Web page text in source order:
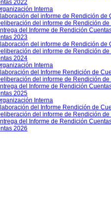
2022
Interna
del informe de Rendición de
del informe de Rendición
del Informe de Rendición
2023
del informe de Rendición de
del informe de Rendición
2024
Interna
del Informe Rendición de
del informe de Rendición
del Informe de Rendición
2025
Interna
del Informe Rendición de
del informe de Rendición
del Informe de Rendición
2026